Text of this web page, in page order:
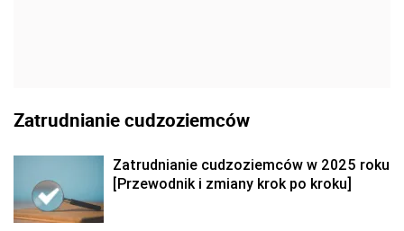
Zatrudnianie cudzoziemców
Zatrudnianie cudzoziemców w 2025 roku
[Przewodnik i zmiany krok po kroku]